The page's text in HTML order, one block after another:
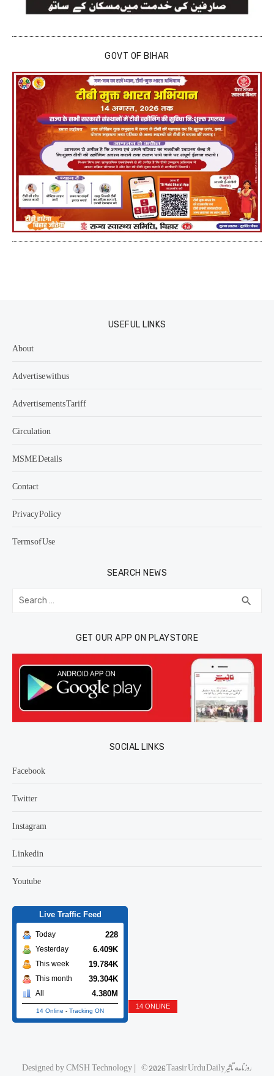
GOVT OF BIHAR
USEFUL LINKS
About
Advertise with us
Advertisements Tariff
Circulation
MSME Details
Contact
Privacy Policy
Terms of Use
SEARCH NEWS
Search
for: search
GET OUR APP ON PLAYSTORE
SOCIAL LINKS
Facebook
Twitter
Instagram
Linkedin
Youtube
Live Traffic Feed
Today 228
Yesterday 6.409K
This week 19.784K
This month 39.304K
All 4.380M
14 Online - Tracking ON
14 ONLINE
Designed byCMSH Technology| © 2026 Taasir Urdu Daily روزنامه تاثیر